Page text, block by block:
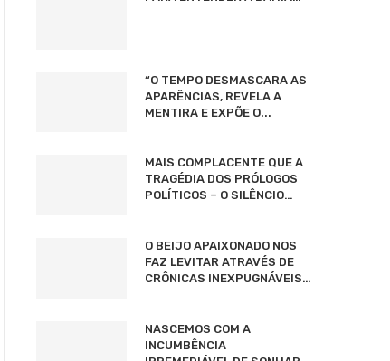
“O TEMPO DESMASCARA AS
APARÊNCIAS, REVELA A
MENTIRA E EXPÕE O...
MAIS COMPLACENTE QUE A
TRAGÉDIA DOS PRÓLOGOS
POLÍTICOS – O SILÊNCIO…
O BEIJO APAIXONADO NOS
FAZ LEVITAR ATRAVÉS DE
CRÔNICAS INEXPUGNÁVEIS…
NASCEMOS COM A
INCUMBÊNCIA